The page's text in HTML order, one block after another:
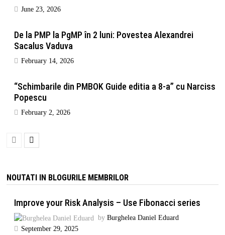
June 23, 2026
De la PMP la PgMP în 2 luni: Povestea Alexandrei
Sacalus Vaduva
February 14, 2026
“Schimbarile din PMBOK Guide editia a 8-a” cu Narciss
Popescu
February 2, 2026
NOUTATI IN BLOGURILE MEMBRILOR
Improve your Risk Analysis – Use Fibonacci series
by Burghelea Daniel Eduard
September 29, 2025